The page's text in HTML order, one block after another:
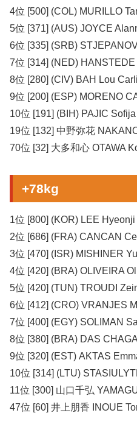
4位 [500] (COL) MURILLO
5位 [371] (AUS) JOYCE
6位 [335] (SRB)
7位 [314] (NED) HANSTEDE
8位 [280] (CIV) BAH Lou
9位 [200] (ESP) MORENO
10位 [191] (BIH) PAJIC Sofija
19位 [132] 中野弥花
70位 [32] 大多和心 OTAWA
+78kg
1位 [800] (KOR) LEE Hyeonji
2位 [686] (FRA) CANCAN
3位 [470] (ISR) MISHINER
4位 [420] (BRA) OLIVEIRA
5位 [420] (TUN) TROUDI
6位 [412] (CRO) VRANJES
7位 [400] (EGY) SOLIMAN
8位 [380] (BRA) DAS
9位 [320] (EST) AKTAS
10位 [314] (LTU)
11位 [300] 山口千弘
47位 [60] 井上朋香 INOUE